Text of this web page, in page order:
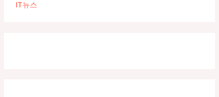
IT뉴스